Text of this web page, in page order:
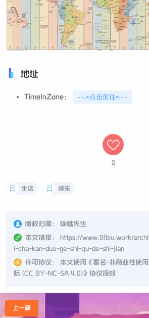
地址
TimelnZone： -->点击前往<--
0
生活 娱乐
版权归属：
噗呲先生
本文链接：
https://www.91biu.work/
i-cha-kan-duo-ge-shi-qu-de-shi-jian
许可协议：
本文使用《署名-非商业性使
际 (CC BY-NC-SA 4.0)》协议授权
上一篇